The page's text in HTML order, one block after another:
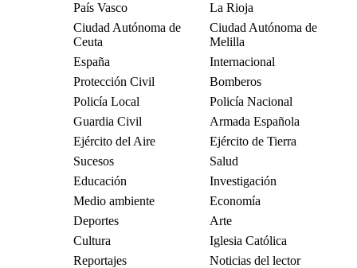
País Vasco
La Rioja
Ciudad Autónoma de
Ceuta
Ciudad Autónoma de
Melilla
España
Internacional
Protección Civil
Bomberos
Policía Local
Policía Nacional
Guardia Civil
Armada Española
Ejército del Aire
Ejército de Tierra
Sucesos
Salud
Educación
Investigación
Medio ambiente
Economía
Deportes
Arte
Cultura
Iglesia Católica
Reportajes
Noticias del lector